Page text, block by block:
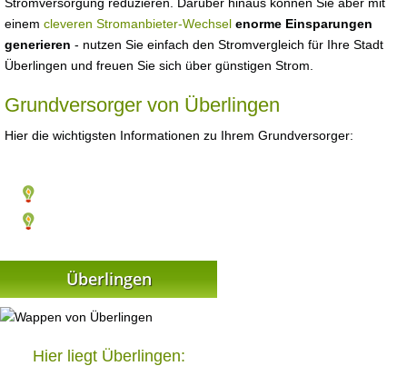
einem cleveren Stromanbieter-Wechsel enorme Einsparungen
generieren - nutzen Sie einfach den Stromvergleich für Ihre Stadt
Überlingen und freuen Sie sich über günstigen Strom.
Grundversorger von Überlingen
Hier die wichtigsten Informationen zu Ihrem Grundversorger:
Überlingen
Hier liegt Überlingen: